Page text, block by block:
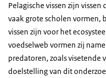
Pelagische vissen zijn
vaak grote scholen vormen,
vissen zijn voor het
voedselweb vormen zij
predatoren, zoals visetende
doelstelling van dit